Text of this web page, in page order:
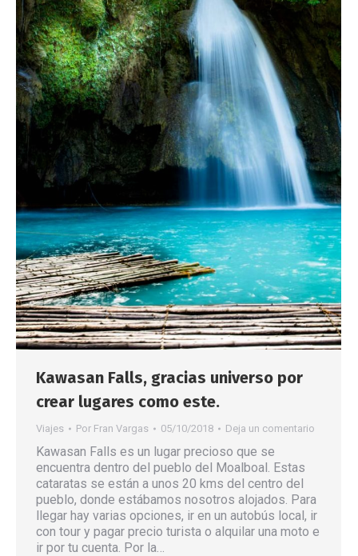
Kawasan Falls, gracias universo por
crear lugares como este.
Viajes Por Fran Vargas 05/10/2018 Deja un comentario
Kawasan Falls es un lugar precioso que se
encuentra dentro del pueblo del Moalboal. Estas
cataratas se están a unos 20 kms del centro del
pueblo, donde estábamos nosotros alojados. Para
llegar hay varias opciones, ir en un autobús local, ir
con tour y pagar precio turista o alquilar una moto e
ir por tu cuenta. Por la…